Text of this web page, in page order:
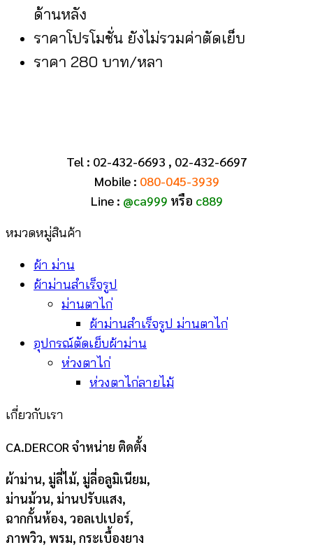
ด้านหลัง
ราคาโปรโมชั่น ยังไม่รวมค่าตัดเย็บ
ราคา 280 บาท/หลา
Tel : 02-432-6693 , 02-432-6697
Mobile : 080-045-3939
Line : @ca999 หรือ c889
หมวดหมู่สินค้า
ผ้า ม่าน
ผ้าม่านสำเร็จรูป
ม่านตาไก่
ผ้าม่านสำเร็จรูป ม่านตาไก่
อุปกรณ์ตัดเย็บผ้าม่าน
ห่วงตาไก่
ห่วงตาไก่ลายไม้
เกี่ยวกับเรา
CA.DERCOR จำหน่าย ติดตั้ง
ผ้าม่าน, มู่ลี่ไม้, มู่ลี่อลูมิเนียม,
ม่านม้วน, ม่านปรับแสง,
ฉากกั้นห้อง, วอลเปเปอร์,
ภาพวิว, พรม, กระเบื้องยาง